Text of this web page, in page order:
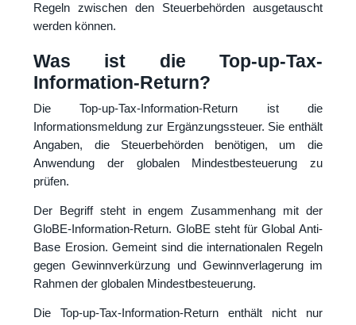
Regeln zwischen den Steuerbehörden ausgetauscht
werden können.
Was ist die Top-up-Tax-
Information-Return?
Die Top-up-Tax-Information-Return ist die
Informationsmeldung zur Ergänzungssteuer. Sie enthält
Angaben, die Steuerbehörden benötigen, um die
Anwendung der globalen Mindestbesteuerung zu
prüfen.
Der Begriff steht in engem Zusammenhang mit der
GloBE-Information-Return. GloBE steht für Global Anti-
Base Erosion. Gemeint sind die internationalen Regeln
gegen Gewinnverkürzung und Gewinnverlagerung im
Rahmen der globalen Mindestbesteuerung.
Die Top-up-Tax-Information-Return enthält nicht nur